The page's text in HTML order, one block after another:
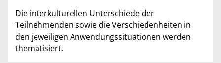
Die interkulturellen Unterschiede der
Teilnehmenden sowie die Verschiedenheiten in
den jeweiligen Anwendungssituationen werden
thematisiert.